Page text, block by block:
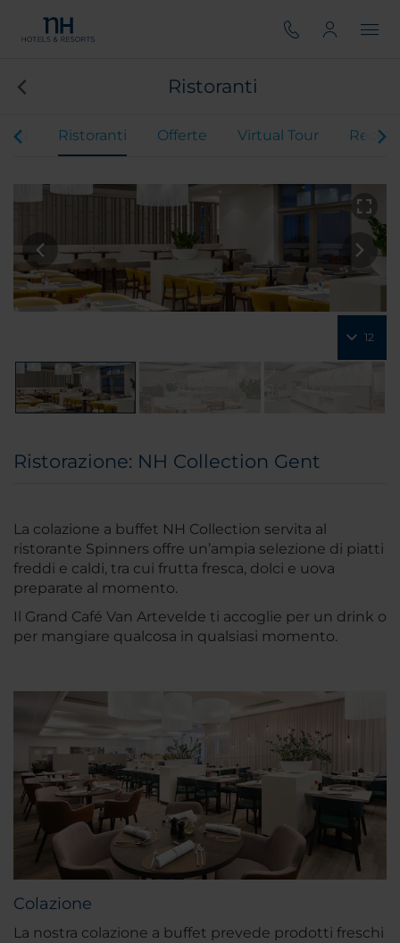
Ristoranti
Ristoranti Offerte Virtual Tour
12
Ristorazione: NH Collection Gent
La colazione a buffet NH Collection servita al
ristorante Spinners offre un’ampia selezione di piatti
freddi e caldi, tra cui frutta fresca, dolci e uova
preparate al momento.
Il Grand Café Van Artevelde ti accoglie per un drink o
per mangiare qualcosa in qualsiasi momento.
Colazione
La nostra colazione a buffet prevede prodotti freschi